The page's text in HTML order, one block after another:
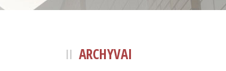
ARCHYVAI